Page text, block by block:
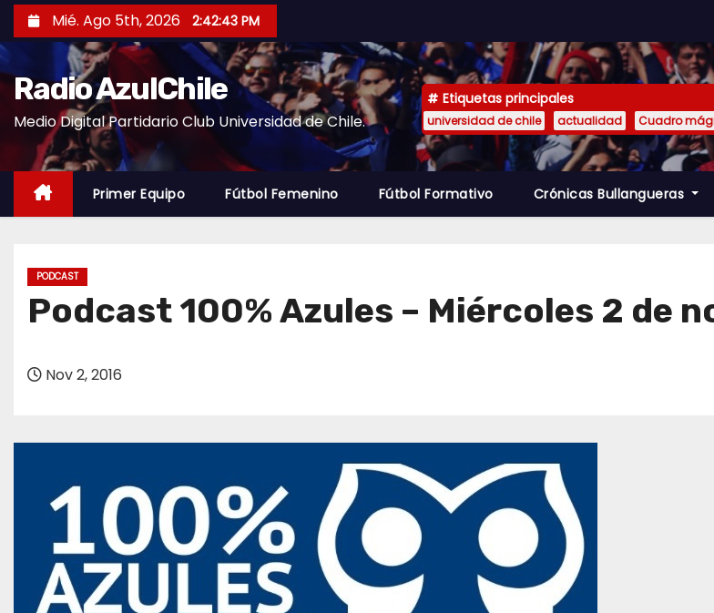
a
l
t
c
Mié. Ago 5th, 2026 2:42:44 PM
Radio AzulChile
Medio Digital Partidario Club Universidad de Chile.
Etiquetas principales
universidad de chile actualidad Cuadro
Primer Equipo Fútbol Femenino Fútbol Formativo Crónicas Bullangueras
PODCAST
Podcast 100% Azules – Miércoles 2 de
Nov 2, 2016